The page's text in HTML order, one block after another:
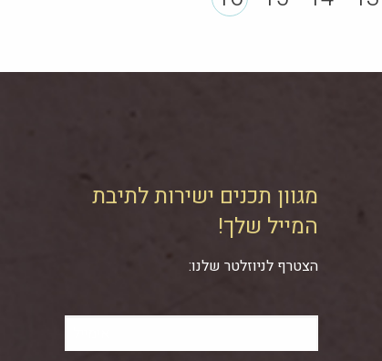
מגוון תכנים ישירות לתיבת
המייל שלך!
הצטרף לניוזלטר שלנו: